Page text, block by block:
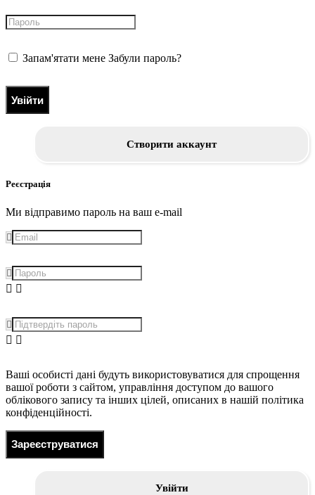
Запам'ятати мене Забули пароль?
Увійти
Створити аккаунт
Реєстрація
Ми відправимо пароль на ваш e-mail
Ваші особисті дані будуть використовуватися для спрощення
вашої роботи з сайтом, управління доступом до вашого
облікового запису та інших цілей, описаних в нашій політика
конфіденційності.
Зареєструватися
Увійти